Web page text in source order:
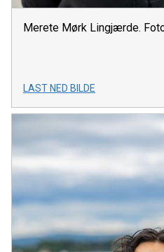
Merete Mørk Lingjærde.
LAST NED BILDE